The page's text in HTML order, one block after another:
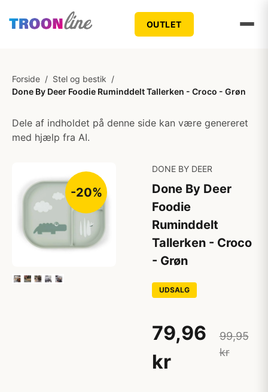
OUTLET
Forside / Stel og bestik /
Done By Deer Foodie Ruminddelt Tallerken - Croco - Grøn
Dele af indholdet på denne side kan være genereret
med hjælp fra AI.
-20%
DONE BY DEER
Done By Deer
Foodie
Ruminddelt
Tallerken - Croco
- Grøn
UDSALG
79,96
kr
99,95
kr